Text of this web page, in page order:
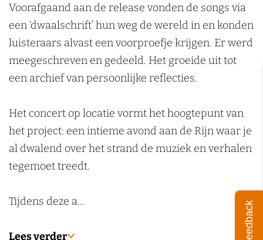
e
k
e
n
a
s
e
c
o
c
e
r
l
e
a
s
e
o
n
c
e
t
e
l
e
a
s
c
o
n
c
r
e
l
e
a
s
c
o
n
c
r
Voorafgaand aan de release vonden de songs via
een ‘dwaalschrift’ hun weg de wereld in en konden
luisteraars alvast een voorproefje krijgen. Er werd
meegeschreven en gedeeld. Het groeide uit tot
een archief van persoonlijke reflecties.
Het concert op locatie vormt het hoogtepunt van
het project: een intieme avond aan de Rijn waar je
al dwalend over het strand de muziek en verhalen
tegemoet treedt.
Tijdens deze a…
Lees verder Feedback